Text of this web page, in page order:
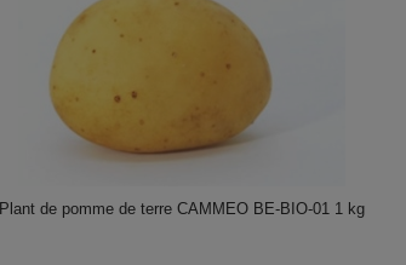
Plant de pomme de terre CAMMEO BE-BIO-01 1 kg